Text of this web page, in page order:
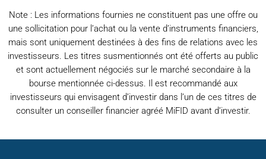
Note : Les informations fournies ne constituent pas une offre ou
une sollicitation pour l’achat ou la vente d’instruments financiers,
mais sont uniquement destinées à des fins de relations avec les
investisseurs. Les titres susmentionnés ont été offerts au public
et sont actuellement négociés sur le marché secondaire à la
bourse mentionnée ci-dessus. Il est recommandé aux
investisseurs qui envisagent d’investir dans l’un de ces titres de
consulter un conseiller financier agréé MiFID avant d’investir.